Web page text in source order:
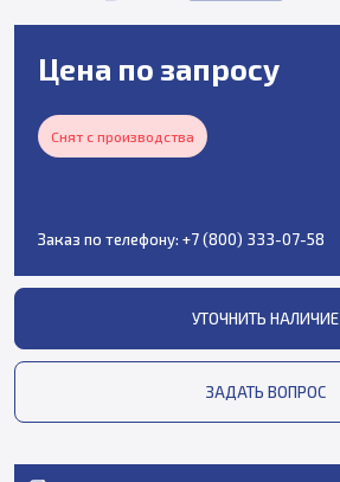
Цена по запросу
Снят с производства
Заказ по телефону: +7 (800) 333-07-58
УТОЧНИТЬ НАЛИЧИЕ
ЗАДАТЬ ВОПРОС